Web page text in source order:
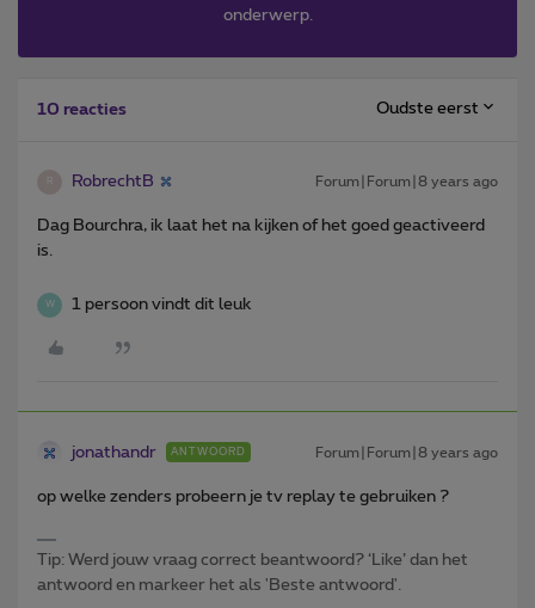
onderwerp.
10 reacties Oudste eerst
RobrechtB Forum|Forum|8 years ago
Dag Bourchra, ik laat het na kijken of het goed geactiveerd
is.
W 1 persoon vindt dit leuk
jonathandr ANTWOORD Forum|Forum|8 years ago
op welke zenders probeern je tv replay te gebruiken ?
Tip: Werd jouw vraag correct beantwoord? ‘Like’ dan het
antwoord en markeer het als 'Beste antwoord'.